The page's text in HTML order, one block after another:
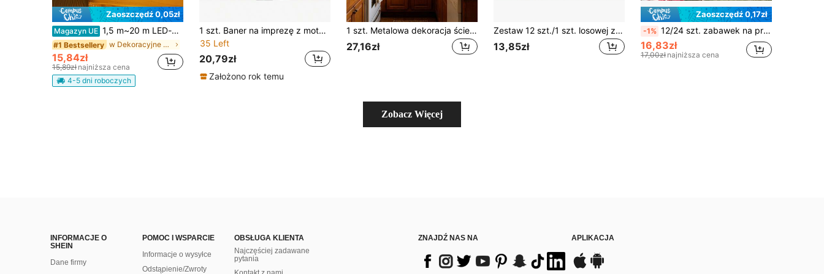
Zaoszczędź 0,05zł
Magazyn UE 1,5 m~20 m LED-owe lampki drucikowe do dekoracji domu, lampki drucikowe do dekoracji ścian w pomieszczeniach, lampki dekoracyjne do ogrodu i drzew na zewnątrz, lampki dekoracyjne na ślub, przyjęcie urodzinowe, powrót do szkoły, dekoracje do klasy i akademika, lampki drucikowe do namiotu kempingowego, prezent świąteczny
#1 Bestsellery w Dekoracyjne ozdoby wiszące
15,84zł
15,89zł najniższa cena
4-5 dni roboczych
1 szt. Baner na imprezę z motywem wiśniowym - "Ona jest wiśnią na szczycie" Dekoracja na wesele i imprezę dla pań, czerwony owocowy znak wiszący na oświadczyny i urodziny, dekoracja pokoju papierowego
35 Left
20,79zł
Założono rok temu
1 szt. Metalowa dekoracja ścienna "Drzewo Życia", wymiary 15,75" x 15,75", Metalowa dekoracja ścienna "Drzewo Życia", metalowa ozdoba ścienna, metalowa rzeźba w kształcie drzewa, prezent do domu, prezent na parapetówkę, prezent urodzinowy, dekoracja ścienna do pokoju, wystrój domu, prezent na parapetówkę
27,16zł
Zestaw 12 szt./1 szt. losowej zawieszki do kapci, nowe urocze różowe spinki do butów, seria breloków z miękkiej perforowanej gumy PVC, kreskówkowe akcesoria do kapci, kapcie w kwiatowy wzór, buty ogrodowe w stylu anime, DIY dekoracja do butów, spinka do butów Angie, uniseks zawieszka do butów, urocze świeże słodkie buty casual, kapcie z kwiatowym nadrukiem
13,85zł
Zaoszczędź 0,17zł
-1% 12/24 szt. zabawek na przyjęcie urodzinowe z motywem bajki, artykuły urodzinowe z bajki, trójkątne flagi z błękitnym niebem i białymi chmurami, trójkątne flagi z krowim nadrukiem, trójkątne flagi i banery wiszące na imprezę w stylu western cowboy, dekoracje urodzinowe, artykuły ogrodowe na imprezę
16,83zł
17,00zł najniższa cena
Zobacz Więcej
INFORMACJE O
SHEIN
Dane firmy
POMOC I WSPARCIE
Informacje o wysyłce
Odstąpienie/Zwroty
OBSŁUGA KLIENTA
Najczęściej zadawane
pytania
ZNAJDŹ NAS NA APLIKACJA